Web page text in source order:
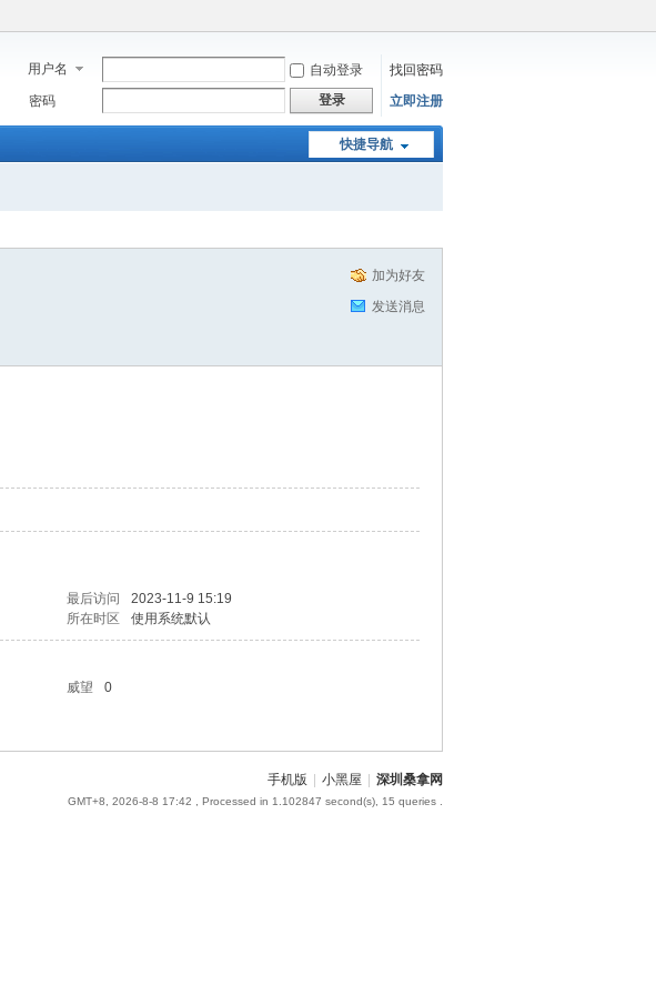
用户名 自动登录
找回密码
密码
登录 立即注册
快捷导航
加为好友
发送消息
最后访问
2023-11-9 15:19
所在时区 使用系统默认
威望
0
手机版 小黑屋 深圳桑拿网
GMT+8, 2026-8-8 17:42 , Processed in 1.102847 second(s), 15 queries .